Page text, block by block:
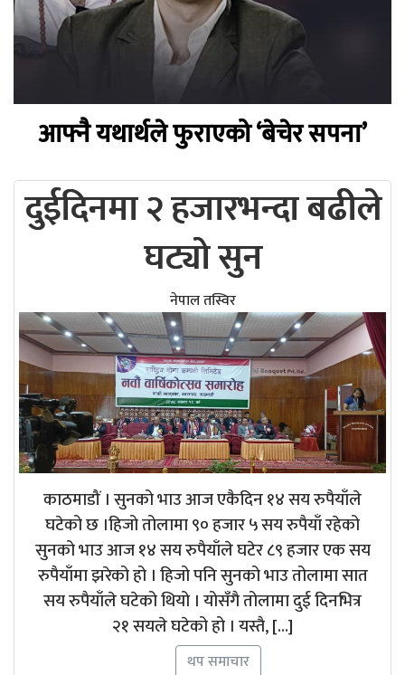
आफ्नै यथार्थले फुराएको ‘बेचेर सपना’
दुईदिनमा २ हजारभन्दा बढीले
घट्यो सुन
नेपाल तस्विर
काठमाडौं । सुनको भाउ आज एकैदिन १४ सय रुपैयाँले
घटेको छ ।हिजो तोलामा ९० हजार ५ सय रुपैयाँ रहेको
सुनको भाउ आज १४ सय रुपैयाँले घटेर ८९ हजार एक सय
रुपैयाँमा झरेको हो । हिजो पनि सुनको भाउ तोलामा सात
सय रुपैयाँले घटेको थियो । योसँगै तोलामा दुई दिनभित्र
२१ सयले घटेको हो । यस्तै, […]
थप समाचार